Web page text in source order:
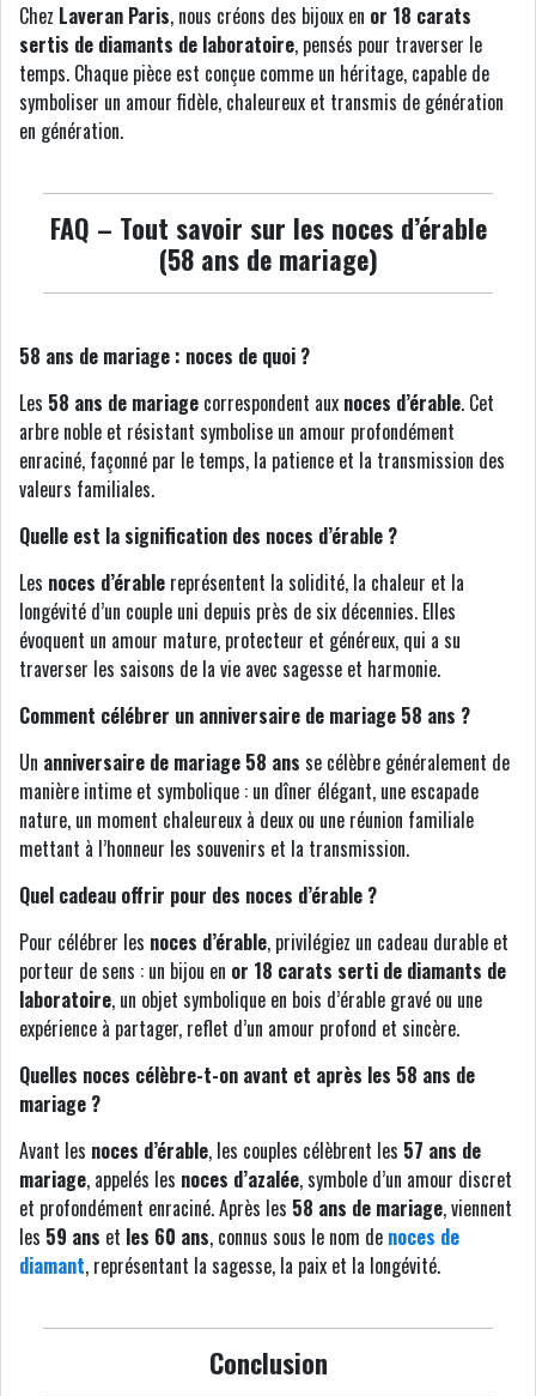
Chez Laveran Paris, nous créons des bijoux en or 18 carats
sertis de diamants de laboratoire, pensés pour traverser le
temps. Chaque pièce est conçue comme un héritage, capable de
symboliser un amour fidèle, chaleureux et transmis de génération
en génération.
FAQ – Tout savoir sur les noces d’érable
(58 ans de mariage)
58 ans de mariage : noces de quoi ?
Les 58 ans de mariage correspondent aux noces d’érable. Cet
arbre noble et résistant symbolise un amour profondément
enraciné, façonné par le temps, la patience et la transmission des
valeurs familiales.
Quelle est la signification des noces d’érable ?
Les noces d’érable représentent la solidité, la chaleur et la
longévité d’un couple uni depuis près de six décennies. Elles
évoquent un amour mature, protecteur et généreux, qui a su
traverser les saisons de la vie avec sagesse et harmonie.
Comment célébrer un anniversaire de mariage 58 ans ?
Un anniversaire de mariage 58 ans se célèbre généralement de
manière intime et symbolique : un dîner élégant, une escapade
nature, un moment chaleureux à deux ou une réunion familiale
mettant à l’honneur les souvenirs et la transmission.
Quel cadeau offrir pour des noces d’érable ?
Pour célébrer les noces d’érable, privilégiez un cadeau durable et
porteur de sens : un bijou en or 18 carats serti de diamants de
laboratoire, un objet symbolique en bois d’érable gravé ou une
expérience à partager, reflet d’un amour profond et sincère.
Quelles noces célèbre-t-on avant et après les 58 ans de
mariage ?
Avant les noces d’érable, les couples célèbrent les 57 ans de
mariage, appelés les noces d’azalée, symbole d’un amour discret
et profondément enraciné. Après les 58 ans de mariage, viennent
les 59 ans et les 60 ans, connus sous le nom de noces de
diamant, représentant la sagesse, la paix et la longévité.
Conclusion